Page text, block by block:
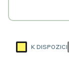
K DISPOZICI